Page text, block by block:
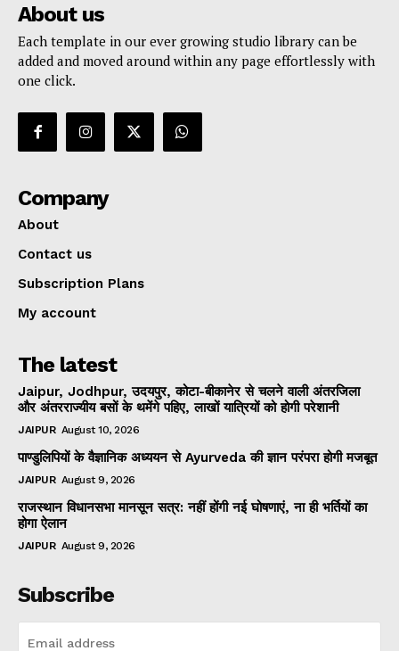
About us
Each template in our ever growing studio library can be
added and moved around within any page effortlessly with
one click.
Company
About
Contact us
Subscription Plans
My account
The latest
Jaipur, Jodhpur, उदयपुर, कोटा-बीकानेर से चलने वाली अंतरजिला
और अंतरराज्यीय बसों के थमेंगे पहिए, लाखों यात्रियों को होगी परेशानी
JAIPUR August 10, 2026
पाण्डुलिपियों के वैज्ञानिक अध्ययन से Ayurveda की ज्ञान परंपरा होगी मजबूत
JAIPUR August 9, 2026
राजस्थान विधानसभा मानसून सत्र: नहीं होंगी नई घोषणाएं, ना ही भर्तियों का
होगा ऐलान
JAIPUR August 9, 2026
Subscribe